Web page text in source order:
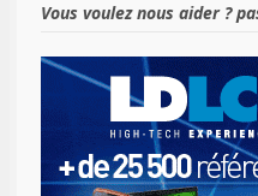
Vous voulez nous aider ?